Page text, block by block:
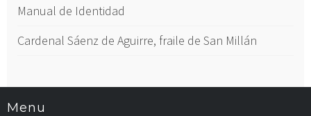
Manual de Identidad
Cardenal Sáenz de Aguirre, fraile de San Millán
Menu